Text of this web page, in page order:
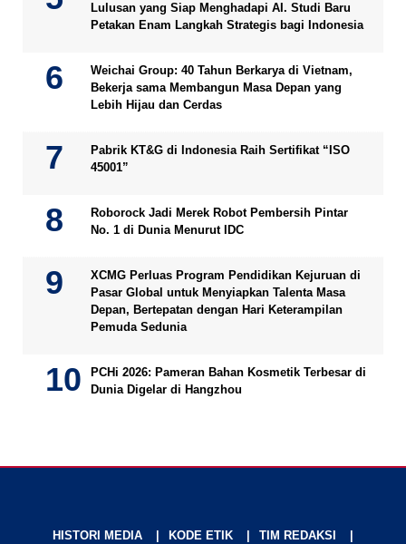
Lulusan yang Siap Menghadapi AI. Studi Baru
Petakan Enam Langkah Strategis bagi Indonesia
Weichai Group: 40 Tahun Berkarya di Vietnam,
Bekerja sama Membangun Masa Depan yang
Lebih Hijau dan Cerdas
Pabrik KT&G di Indonesia Raih Sertifikat “ISO
45001”
Roborock Jadi Merek Robot Pembersih Pintar
No. 1 di Dunia Menurut IDC
XCMG Perluas Program Pendidikan Kejuruan di
Pasar Global untuk Menyiapkan Talenta Masa
Depan, Bertepatan dengan Hari Keterampilan
Pemuda Sedunia
PCHi 2026: Pameran Bahan Kosmetik Terbesar di
Dunia Digelar di Hangzhou
HISTORI MEDIA KODE ETIK
TIM REDAKSI